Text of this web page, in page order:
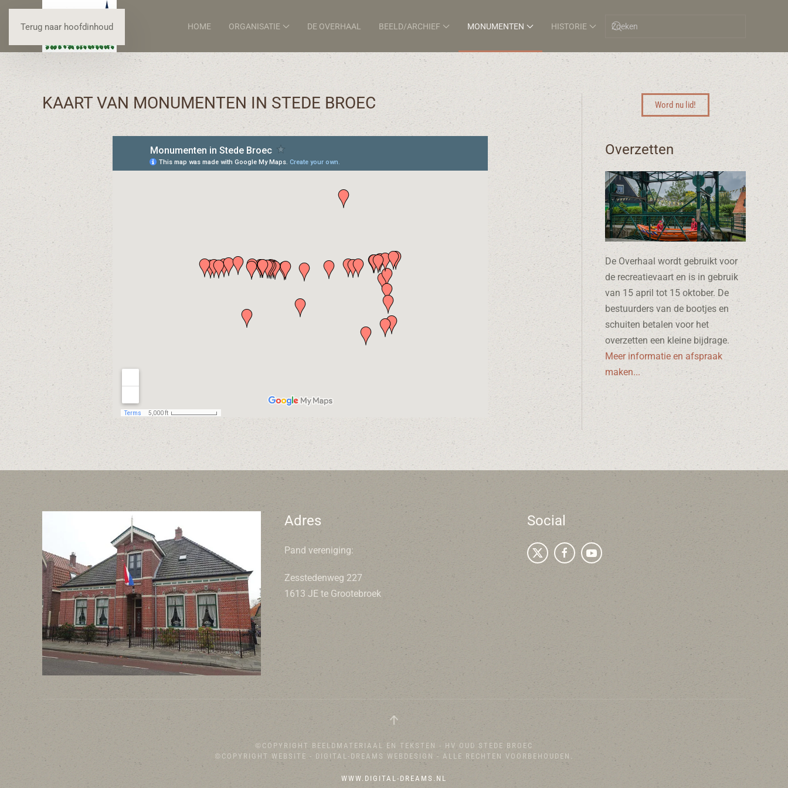
Terug naar hoofdinhoud HOME ORGANISATIE DE OVERHAAL BEELD/ARCHIEF MONUMENTEN HISTORIE
KAART VAN MONUMENTEN IN STEDE BROEC Word nu lid!
Overzetten
De Overhaal wordt gebruikt voor
de recreatievaart en is in gebruik
van 15 april tot 15 oktober. De
bestuurders van de bootjes en
schuiten betalen voor het
overzetten een kleine bijdrage.
Meer informatie en afspraak
maken...
Adres
Pand vereniging:
Zesstedenweg 227
1613 JE te Grootebroek
Social
©COPYRIGHT BEELDMATERIAAL EN TEKSTEN - HV OUD STEDE BROEC
©COPYRIGHT WEBSITE - DIGITAL-DREAMS WEBDESIGN - ALLE RECHTEN VOORBEHOUDEN.
WWW.DIGITAL-DREAMS.NL